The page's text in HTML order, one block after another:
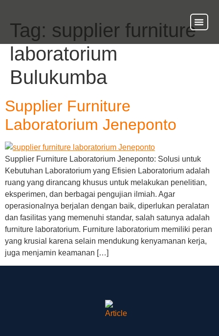
Tag: supplier furniture
laboratorium
Bulukumba
Supplier Furniture
Laboratorium Jeneponto
Supplier Furniture Laboratorium Jeneponto: Solusi untuk
Kebutuhan Laboratorium yang Efisien Laboratorium adalah
ruang yang dirancang khusus untuk melakukan penelitian,
eksperimen, dan berbagai pengujian ilmiah. Agar
operasionalnya berjalan dengan baik, diperlukan peralatan
dan fasilitas yang memenuhi standar, salah satunya adalah
furniture laboratorium. Furniture laboratorium memiliki peran
yang krusial karena selain mendukung kenyamanan kerja,
juga menjamin keamanan […]